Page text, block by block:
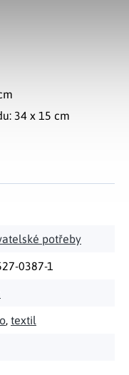
34 x 15 cm
potřeby
0387-1
, textil